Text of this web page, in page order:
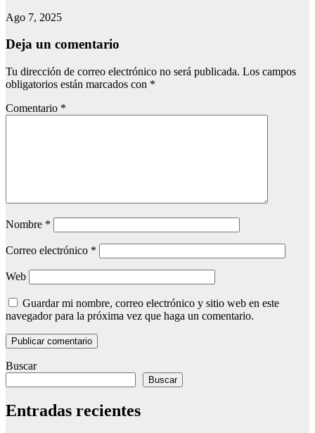
Ago 7, 2025
Deja un comentario
Tu dirección de correo electrónico no será publicada. Los campos
obligatorios están marcados con *
Comentario *
Nombre *
Correo electrónico *
Web
Guardar mi nombre, correo electrónico y sitio web en este
navegador para la próxima vez que haga un comentario.
Buscar
Buscar
Entradas recientes